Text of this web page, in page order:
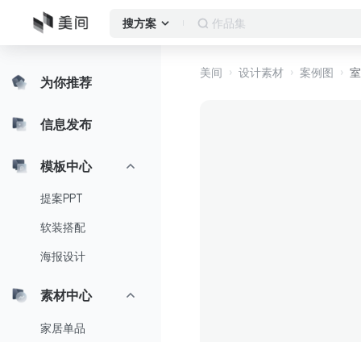
搜方案 客厅
为你推荐
信息发布
模板中心
提案PPT
软装搭配
海报设计
素材中心
家居单品
美间 设计素材 案例图